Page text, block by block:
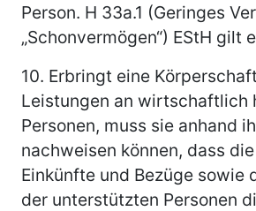
Person. H 33a.1 (Geringes
„Schonvermögen“) EStH gilt
10. Erbringt eine
Leistungen an
Personen, muss sie anhand
nachweisen können, dass
Einkünfte und Bezüge sowie
der unterstützten Personen